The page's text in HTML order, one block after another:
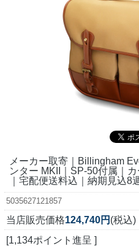
メーカー取寄｜Billingham
ンター MKII｜SP-50付属｜
｜宅配便送料込｜納期見込8
5035627121857
当店販売価格124,740円 (税込)
[1,134ポイント進呈 ]